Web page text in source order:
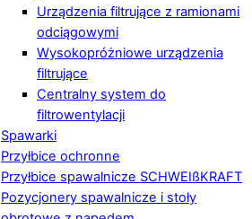
Urządzenia filtrujące z ramionami
odciągowymi
Wysokopróżniowe urządzenia
filtrujące
Centralny system do
filtrowentylacji
Spawarki
Przyłbice ochronne
Przyłbice spawalnicze SCHWEIßKRAFT
Pozycjonery spawalnicze i stoły